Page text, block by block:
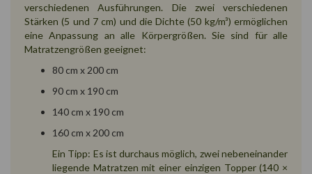
verschiedenen Ausführungen. Die zwei verschiedenen
Stärken (5 und 7 cm) und die Dichte (50 kg/m³) ermöglichen
eine Anpassung an alle Körpergrößen. Sie sind für alle
Matratzengrößen geeignet:
80 cm x 200 cm
90 cm x 190 cm
140 cm x 190 cm
160 cm x 200 cm
Ein Tipp: Es ist durchaus möglich, zwei nebeneinander
liegende Matratzen mit einer einzigen Topper (140 ×